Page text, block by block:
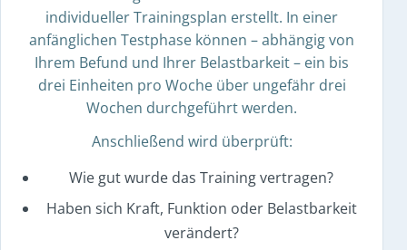
individueller Trainingsplan erstellt. In einer
anfänglichen Testphase können – abhängig von
Ihrem Befund und Ihrer Belastbarkeit – ein bis
drei Einheiten pro Woche über ungefähr drei
Wochen durchgeführt werden.
Anschließend wird überprüft:
Wie gut wurde das Training vertragen?
Haben sich Kraft, Funktion oder Belastbarkeit
verändert?